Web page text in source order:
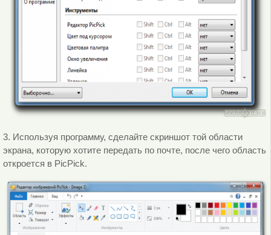
3. Используя программу, сделайте скриншот той области
экрана, которую хотите передать по почте, после чего область
откроется в PicPick.